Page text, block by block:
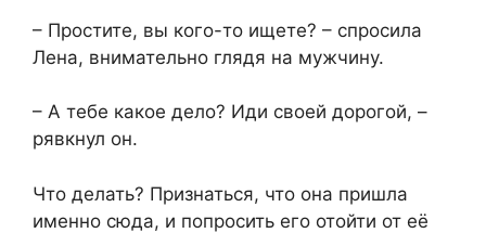
– Простите, вы кого-то ищете? – спросила
Лена, внимательно глядя на мужчину.
– А тебе какое дело? Иди своей дорогой, –
рявкнул он.
Что делать? Признаться, что она пришла
именно сюда, и попросить его отойти от её